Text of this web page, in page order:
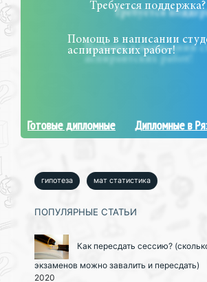
Требуется поддержка?
Помощь в написании
аспирантских работ!
Готовые дипломные Дипломные в
гипотеза мат статистика
ПОПУЛЯРНЫЕ СТАТЬИ
Как пересдать сессию?
экзаменов можно завалить и пересдать)
2020